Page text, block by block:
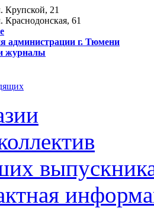
21
61
администрации г. Тюмени
журналы